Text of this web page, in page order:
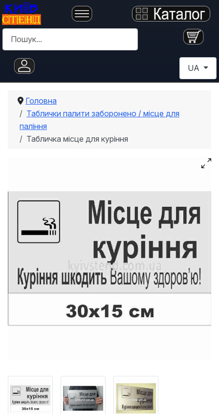
Пошук
Оберіть
UA
Головна
Таблички палити заборонено / місце для
паління
Табличка місце для куріння